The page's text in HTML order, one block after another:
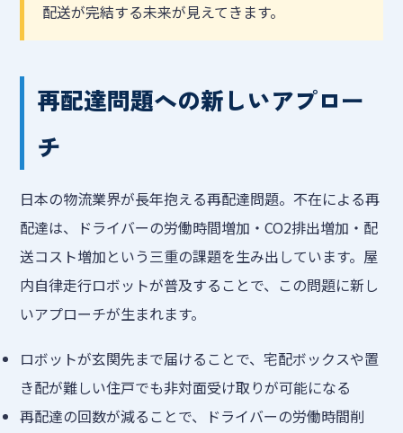
配送が完結する未来が見えてきます。
再配達問題への新しいアプロー
チ
日本の物流業界が長年抱える再配達問題。不在による再
配達は、ドライバーの労働時間増加・CO2排出増加・配
送コスト増加という三重の課題を生み出しています。屋
内自律走行ロボットが普及することで、この問題に新し
いアプローチが生まれます。
ロボットが玄関先まで届けることで、宅配ボックスや置
き配が難しい住戸でも非対面受け取りが可能になる
再配達の回数が減ることで、ドライバーの労働時間削